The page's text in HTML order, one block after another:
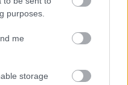
purposes.
me
storage
színre
álom a csapat
legfiatalabb
Északi